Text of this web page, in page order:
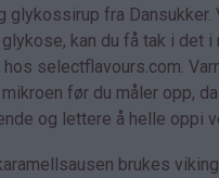
glykossirup fra Dansukker.
kan du få tak i det i
hos selectflavours.com.
før du måler opp,
og lettere å helle oppi
brukes